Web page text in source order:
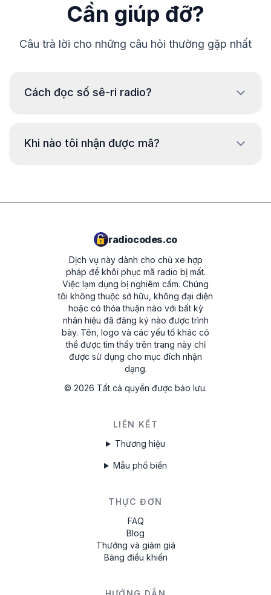
Cần giúp đỡ?
Câu trả lời cho những câu hỏi thường gặp nhất
Cách đọc số sê-ri radio?
nhãn trên vỏ radio. Số sê-ri thường nằm trên hoặc dưới
mã vạch. Ví dụ:
Khi nào tôi nhận được mã?
radiocodes.co
Dịch vụ này dành cho chủ xe hợp
pháp để khôi phục mã radio bị mất.
Việc lạm dụng bị nghiêm cấm. Chúng
tôi không thuộc sở hữu, không đại diện
hoặc có thỏa thuận nào với bất kỳ
nhãn hiệu đã đăng ký nào được trình
bày. Tên, logo và các yếu tố khác có
thể được tìm thấy trên trang này chỉ
được sử dụng cho mục đích nhận
dạng.
© 2026 Tất cả quyền được bảo lưu.
LIÊN KẾT
Thương hiệu
Mẫu phổ biến
THỰC ĐƠN
FAQ
Blog
Thưởng và giảm giá
Bảng điều khiển